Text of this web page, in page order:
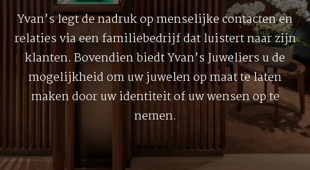
Yvan’s legt de nadruk op menselijke contacten en
relaties via een familiebedrijf dat luistert naar zijn
klanten. Bovendien biedt Yvan’s Juweliers u de
mogelijkheid om uw juwelen op maat te laten
maken door uw identiteit of uw wensen op te
nemen.